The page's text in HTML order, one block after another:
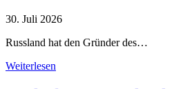
30. Juli 2026
Russland hat den Gründer des…
Weiterlesen